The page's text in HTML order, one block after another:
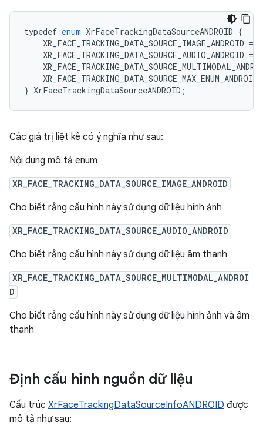
typedef enum XrFaceTrackingDataSourceANDROID {
XR_FACE_TRACKING_DATA_SOURCE_IMAGE_ANDROID =
XR_FACE_TRACKING_DATA_SOURCE_AUDIO_ANDROID =
XR_FACE_TRACKING_DATA_SOURCE_MAX_ENUM_ANDROID
} XrFaceTrackingDataSourceANDROID ;
Các giá trị liệt kê có ý nghĩa như sau:
Nội dung mô tả enum
XR_FACE_TRACKING_DATA_SOURCE_IMAGE_ANDROID
Cho biết rằng cấu hình này sử dụng dữ liệu hình ảnh
XR_FACE_TRACKING_DATA_SOURCE_AUDIO_ANDROID
Cho biết rằng cấu hình này sử dụng dữ liệu âm thanh
XR_FACE_TRACKING_DATA_SOURCE_MULTIMODAL_ANDROI
D
Cho biết rằng cấu hình này sử dụng dữ liệu hình ảnh và âm
thanh
Định cấu hình nguồn dữ liệu
Cấu trúc XrFaceTrackingDataSourceInfoANDROID được
mô tả như sau: